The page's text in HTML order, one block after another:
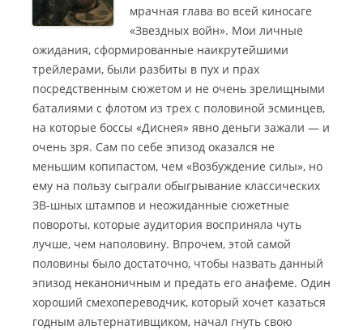
мрачная глава во всей киносаге
«Звездных войн». Мои личные
ожидания, сформированные наикрутейшими
трейлерами, были разбиты в пух и прах
посредственным сюжетом и не очень зрелищными
баталиями с флотом из трех с половиной эсминцев,
на которые боссы «Диснея» явно деньги зажали — и
очень зря. Сам по себе эпизод оказался не
меньшим копипастом, чем «Возбуждение силы», но
ему на пользу сыграли обыгрывание классических
ЗВ-шных штампов и неожиданные сюжетные
повороты, которые аудитория восприняла чуть
лучше, чем наполовину. Впрочем, этой самой
половины было достаточно, чтобы назвать данный
эпизод неканоничным и предать его анафеме. Один
хороший смехопереводчик, который хочет казаться
годным альтернативщиком, начал гнуть свою